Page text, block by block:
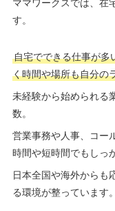
ママワークスでは、在
す。
自宅でできる仕事が多
く時間や場所も自分の
未経験から始められる
数。
営業事務や人事、コー
時間や短時間でもしっ
日本全国や海外からも
る環境が整っています。